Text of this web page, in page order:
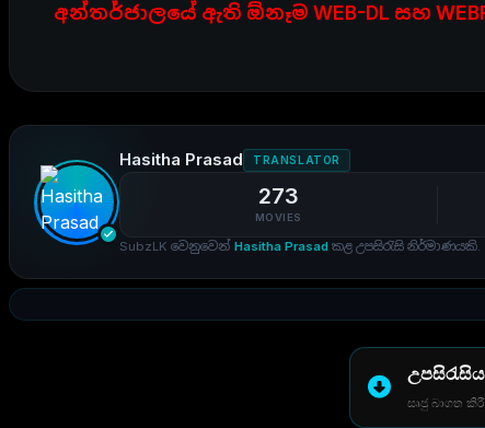
අන්තර්ජාලයේ ඇති ඕනෑම WEB-DL සහ
Hasitha Prasad TRANSLATOR
273
MOVIES
SubzLK වෙනුවෙන් Hasitha Prasad කළ උපසිරැසි නිර්මාණයකි.
සෘජු බාගත